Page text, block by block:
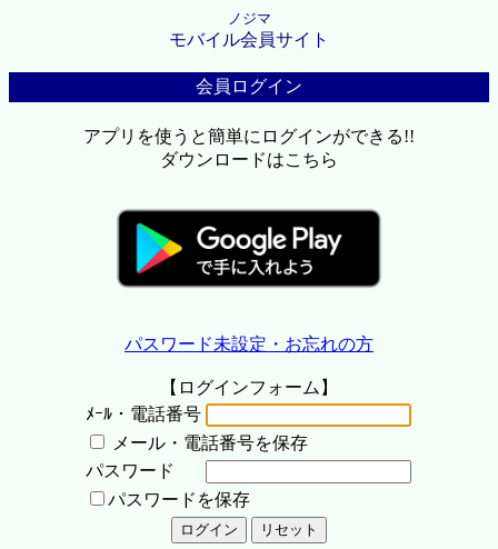
ノジマ
モバイル会員サイト
会員ログイン
アプリを使うと簡単にログインができる!!
ダウンロードはこちら
パスワード未設定・お忘れの方
【ログインフォーム】
ﾒｰﾙ・電話番号
メール・電話番号を保存
パスワード
パスワードを保存